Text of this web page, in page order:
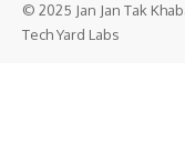
© 2025 Jan Jan Tak
Tech Yard Labs